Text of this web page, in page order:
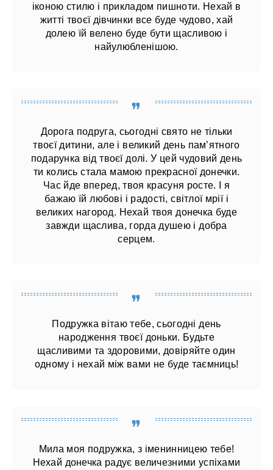
іконою стилю і прикладом пишноти. Нехай в
житті твоєї дівчинки все буде чудово, хай
долею їй велено буде бути щасливою і
найулюбленішою.
Дорога подруга, сьогодні свято не тільки
твоєї дитини, але і великий день пам’ятного
подарунка від твоєї долі. У цей чудовий день
ти колись стала мамою прекрасної донечки.
Час йде вперед, твоя красуня росте. І я
бажаю їй любові і радості, світлої мрії і
великих нагород. Нехай твоя донечка буде
завжди щаслива, горда душею і добра
серцем.
Подружка вітаю тебе, сьогодні день
народження твоєї доньки. Будьте
щасливими та здоровими, довіряйте один
одному і нехай між вами не буде таємниць!
Мила моя подружка, з іменинницею тебе!
Нехай донечка радує величезними успіхами